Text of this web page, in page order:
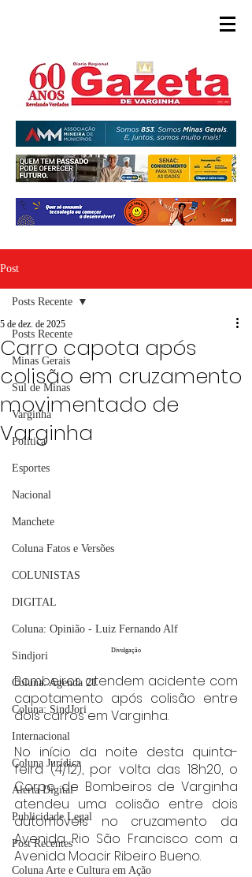
Post
Posts Recente
Minas Gerais
Sul de Minas
Varginha
Política
Esportes
Nacional
Manchete
Coluna Fatos e Versões
COLUNISTAS
DIGITAL
Coluna: Opinião - Luiz Fernando Alf
Sindjori
Coluna: Agenda 21
Coluna: SindJori
Internacional
Coluna Jurídica
Alerta Digital
Publicidade Legal
Post Recentes
Coluna Arte e Cultura em Ação
Posts Recente
Carro capota após
colisão em cruzamento
movimentado de
Varginha
5 de dez. de 2025
Divulgação
Bombeiros atendem acidente com
capotamento após colisão entre
dois carros em Varginha.
No início da noite desta quinta-
feira (4/12), por volta das 18h20, o
Corpo de Bombeiros de Varginha
atendeu uma colisão entre dois
automóveis no cruzamento da
Avenida Rio São Francisco com a
Avenida Moacir Ribeiro Bueno.